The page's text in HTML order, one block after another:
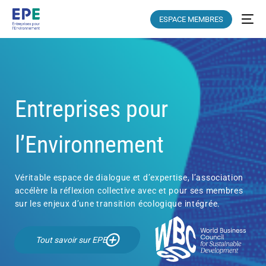
ESPACE MEMBRES
Entreprises pour
l’Environnement
Véritable espace de dialogue et d’expertise, l’association
accélère la réflexion collective avec et pour ses membres
sur les enjeux d’une transition écologique intégrée.
Tout savoir sur EPE